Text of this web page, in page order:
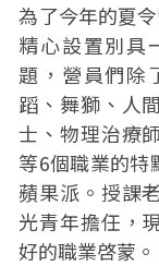
為了今年的夏
精心設置別具
題，營員們除
蹈、舞獅、人
士、物理治療
等6個職業的特
蘋果派。授課
光青年擔任，
好的職業啓蒙。